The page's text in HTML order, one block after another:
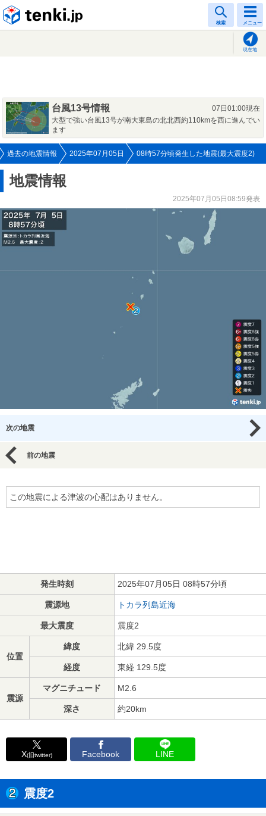
検索 メニュー
現在地
台風13号情報
07日01:00現在
大型で強い台風13号が南大東島の北北西約110kmを西に進んでい
ます
過去の地震情報 2025年07月05日 08時57分頃発生した地震(最大震度2)
地震情報
2025年07月05日08:59発表
次の地震
前の地震
この地震による津波の心配はありません。
発生時刻 2025年07月05日 08時57分頃
震源地 トカラ列島近海
最大震度 震度2
位置
緯度 北緯 29.5度
経度 東経 129.5度
震源
マグニチュード M2.6
深さ 約20km
X(旧twitter) Facebook LINE
震度2